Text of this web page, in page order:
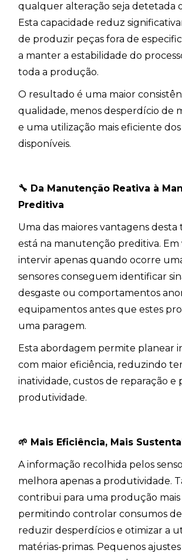
qualquer alteração seja detetada
Esta capacidade reduz
de produzir peças fora de
a manter a estabilidade do
toda a produção.
O resultado é uma maior
qualidade, menos desperdício de
e uma utilização mais eficiente
disponíveis.
🔧 Da Manutenção Reativa à
Preditiva
Uma das maiores vantagens desta
está na manutenção preditiva. Em
intervir apenas quando ocorre
sensores conseguem identificar
desgaste ou comportamentos
equipamentos antes que estes
uma paragem.
Esta abordagem permite planear
com maior eficiência, reduzindo
inatividade, custos de reparação e
produtividade.
🌱 Mais Eficiência, Mais
A informação recolhida pelos
melhora apenas a produtividade.
contribui para uma produção
permitindo controlar consumos
reduzir desperdícios e otimizar a
matérias-primas. Pequenos